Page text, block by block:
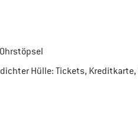
Hülle: Tickets,